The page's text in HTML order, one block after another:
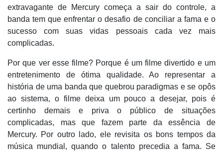
extravagante de Mercury começa a sair do controle, a
banda tem que enfrentar o desafio de conciliar a fama e o
sucesso com suas vidas pessoais cada vez mais
complicadas.
Por que ver esse filme? Porque é um filme divertido e um
entretenimento de ótima qualidade. Ao representar a
história de uma banda que quebrou paradigmas e se opôs
ao sistema, o filme deixa um pouco a desejar, pois é
certinho demais e priva o público de situações
complicadas, mas que fazem parte da essência de
Mercury. Por outro lado, ele revisita os bons tempos da
música mundial, quando o talento precedia a fama. Se